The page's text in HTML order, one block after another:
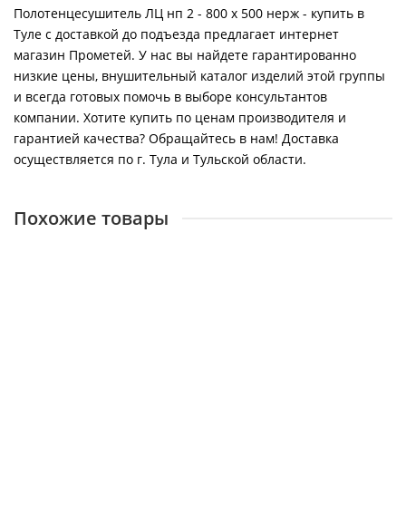
Полотенцесушитель ЛЦ нп 2 - 800 х 500 нерж - купить в
Туле с доставкой до подъезда предлагает интернет
магазин Прометей. У нас вы найдете гарантированно
низкие цены, внушительный каталог изделий этой группы
и всегда готовых помочь в выборе консультантов
компании. Хотите купить по ценам производителя и
гарантией качества? Обращайтесь в нам! Доставка
осуществляется по г. Тула и Тульской области.
Похожие товары